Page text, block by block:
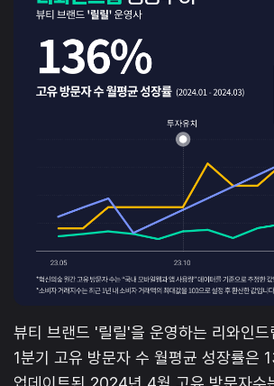
뷰티 브랜드 '릴릴'을 운영하는 리와인
1분기 고유 방문자 수 월평균 성장률은